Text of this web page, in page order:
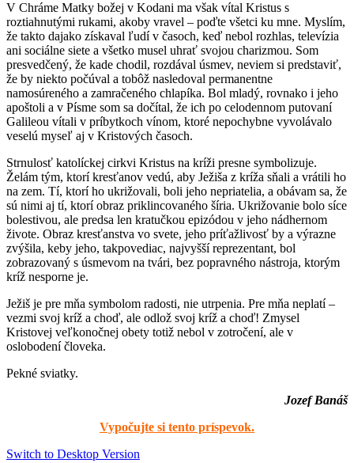
V Chráme Matky božej v Kodani ma však vítal Kristus s
roztiahnutými rukami, akoby vravel – poďte všetci ku mne. Myslím,
že takto dajako získaval ľudí v časoch, keď nebol rozhlas, televízia
ani sociálne siete a všetko musel uhrať svojou charizmou. Som
presvedčený, že kade chodil, rozdával úsmev, neviem si predstaviť,
že by niekto počúval a tobôž nasledoval permanentne
namosúreného a zamračeného chlapíka. Bol mladý, rovnako i jeho
apoštoli a v Písme som sa dočítal, že ich po celodennom putovaní
Galileou vítali v príbytkoch vínom, ktoré nepochybne vyvolávalo
veselú myseľ aj v Kristových časoch.
Strnulosť katolíckej cirkvi Kristus na kríži presne symbolizuje.
Želám tým, ktorí kresťanov vedú, aby Ježiša z kríža sňali a vrátili ho
na zem. Tí, ktorí ho ukrižovali, boli jeho nepriatelia, a obávam sa, že
sú nimi aj tí, ktorí obraz priklincovaného šíria. Ukrižovanie bolo síce
bolestivou, ale predsa len kratučkou epizódou v jeho nádhernom
živote. Obraz kresťanstva vo svete, jeho príťažlivosť by a výrazne
zvýšila, keby jeho, takpovediac, najvyšší reprezentant, bol
zobrazovaný s úsmevom na tvári, bez popravného nástroja, ktorým
kríž nesporne je.
Ježiš je pre mňa symbolom radosti, nie utrpenia. Pre mňa neplatí –
vezmi svoj kríž a choď, ale odlož svoj kríž a choď! Zmysel
Kristovej veľkonočnej obety totiž nebol v zotročení, ale v
oslobodení človeka.
Pekné sviatky.
Jozef Banáš
Vypočujte si tento príspevok.
Switch to Desktop Version